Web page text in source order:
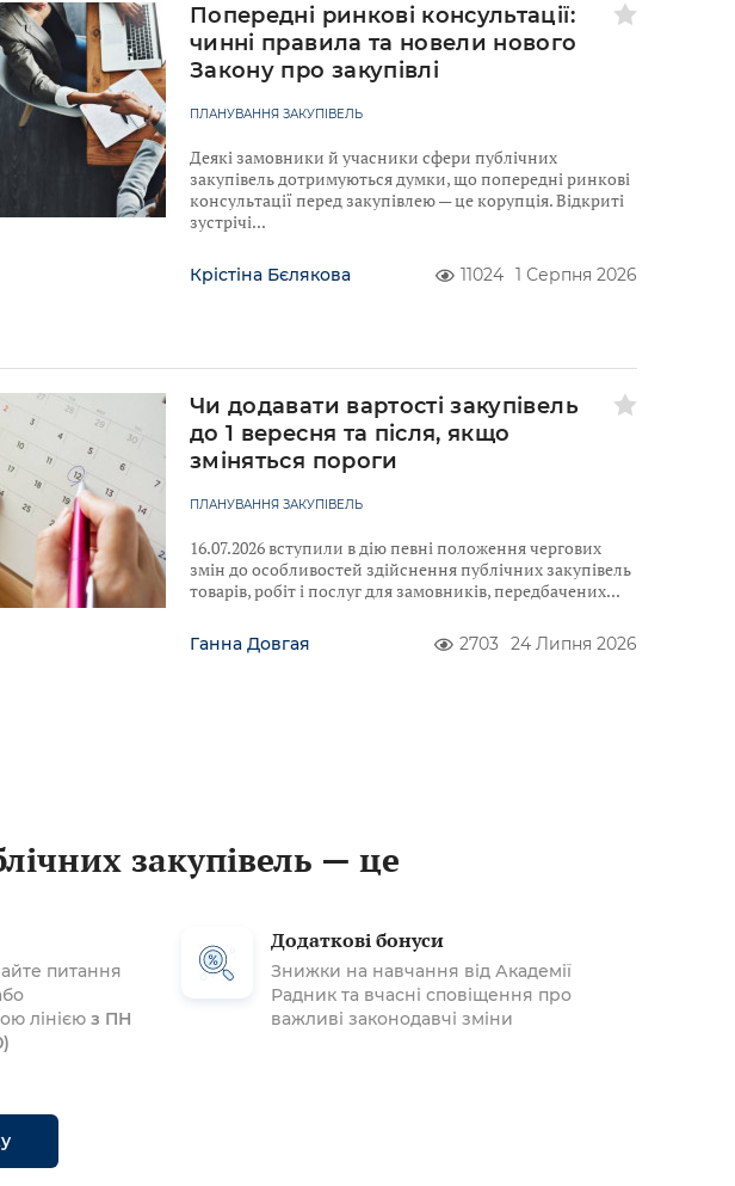
Попередні ринкові консультації:
чинні правила та новели нового
Закону про закупівлі
ПЛАНУВАННЯ ЗАКУПІВЕЛЬ
Деякі замовники й учасники сфери публічних
закупівель дотримуються думки, що попередні ринкові
консультації перед закупівлею — це корупція. Відкриті
зустрічі
Крістіна Бєлякова 11024 1 Серпня 2026
Чи додавати вартості закупівель
до 1 вересня та після, якщо
зміняться пороги
ПЛАНУВАННЯ ЗАКУПІВЕЛЬ
16.07.2026 вступили в дію певні положення чергових
змін до особливостей здійснення публічних закупівель
товарів, робіт і послуг для замовників, передбачених
Ганна Довгая 2703 24 Липня 2026
закупівель — це
питання
лінією з ПН
Додаткові бонуси
Знижки на навчання від Академії
Радник та вчасні сповіщення про
важливі законодавчі зміни